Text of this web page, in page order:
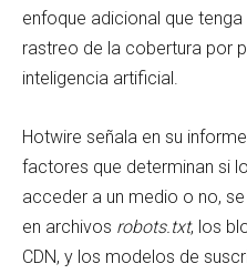
enfoque adicional que
rastreo de la cobertura por
inteligencia artificial.
Hotwire señala en su
factores que determinan si
acceder a un medio o no,
en archivos robots.txt, los
CDN, y los modelos de